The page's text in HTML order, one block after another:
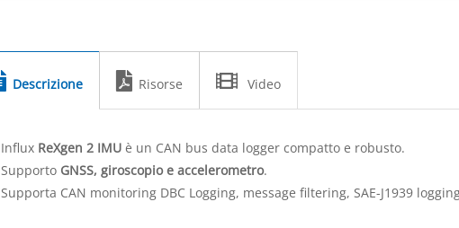
Descrizione
Influx ReXgen 2 IMUè un CAN bus data logger compatto e robusto.
Supporto GNSS, giroscopio e accelerometro.
Supporta CAN monitoring DBC Logging, message filtering, SAE-J1939
Risorse Video